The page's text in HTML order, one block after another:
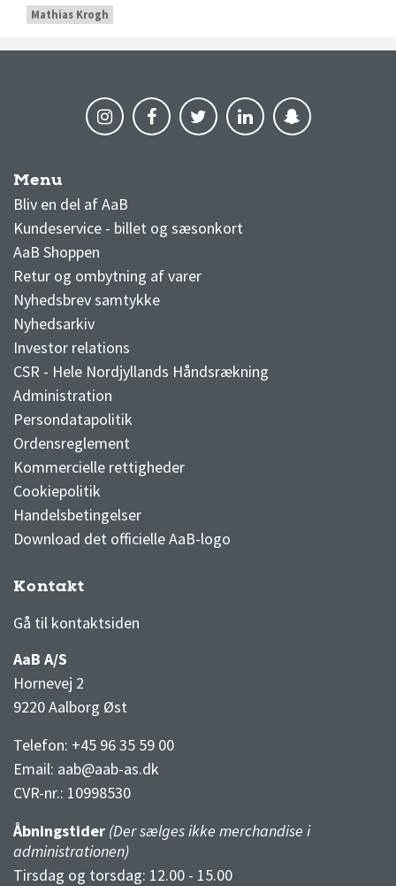
Mathias Krogh
Menu
Bliv en del af AaB
Kundeservice - billet og sæsonkort
AaB Shoppen
Retur og ombytning af varer
Nyhedsbrev samtykke
Nyhedsarkiv
Investor relations
CSR - Hele Nordjyllands Håndsrækning
Administration
Persondatapolitik
Ordensreglement
Kommercielle rettigheder
Cookiepolitik
Handelsbetingelser
Download det officielle AaB-logo
Kontakt
Gå til kontaktsiden
AaB A/S
Hornevej 2
9220 Aalborg Øst
Telefon: +45 96 35 59 00
Email: aab@aab-as.dk
CVR-nr.: 10998530
Åbningstider (Der sælges ikke merchandise i
administrationen)
Tirsdag og torsdag: 12.00 - 15.00